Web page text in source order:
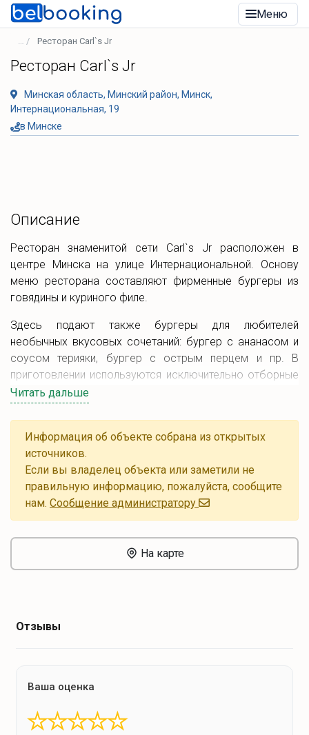
Меню
Ресторан Carl`s Jr
Ресторан Carl`s Jr
Минская область, Минский район, Минск,
Интернациональная, 19
в Минске
Описание
Ресторан знаменитой сети Carl`s Jr расположен в
центре Минска на улице Интернациональной. Основу
меню ресторана составляют фирменные бургеры из
говядины и куриного филе.
Здесь подают также бургеры для любителей
необычных вкусовых сочетаний: бургер с ананасом и
соусом терияки, бургер с острым перцем и пр. В
приготовлении используются исключительно отборные
ингредиенты.
Особенность бургерной в том, что здесь не
используют полуфабрикаты и заготовки - котлеты
готовят на открытом огне только после получения
заказа.
В ресторане действует система RE-FILL, согласно
которой гости платят за стакан и получают
Читать дальше
Информация об объекте собрана из открытых
источников.
Если вы владелец объекта или заметили не
правильную информацию, пожалуйста, сообщите
нам. Cообщение администратору
На карте
Отзывы
Ваша оценка
★
★
★
★
★